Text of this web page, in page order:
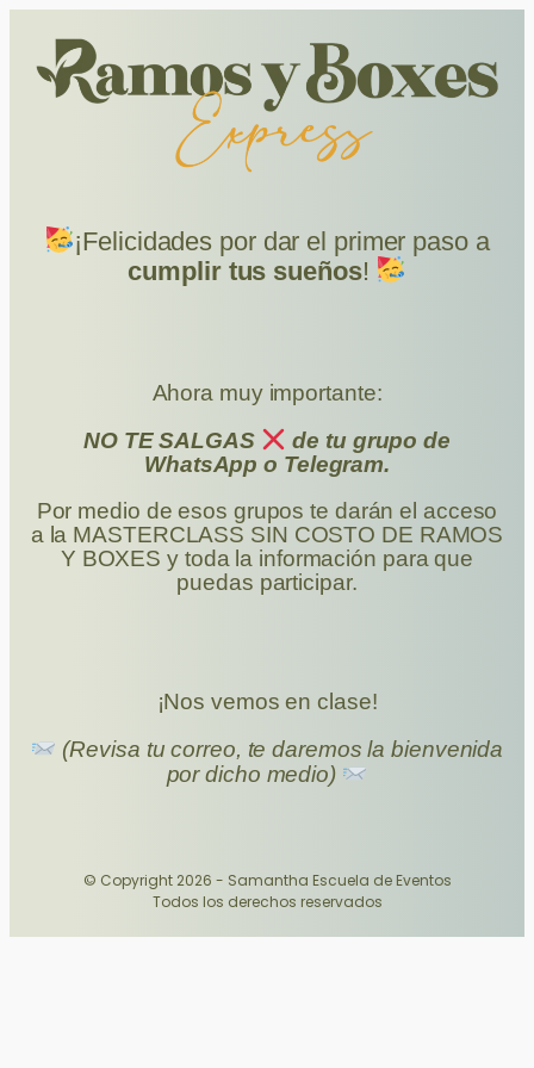
¡Felicidades por dar el primer paso a
cumplir tus sueños!
Ahora muy importante:
NO TE SALGAS
de tu grupo de
WhatsApp o Telegram.
Por medio de esos grupos te darán el acceso
a la MASTERCLASS SIN COSTO DE RAMOS
Y BOXES y toda la información para que
puedas participar.
¡Nos vemos en clase!
(Revisa tu correo, te daremos la bienvenida
por dicho medio)
© Copyright 2026 - Samantha Escuela de Eventos
Todos los derechos reservados